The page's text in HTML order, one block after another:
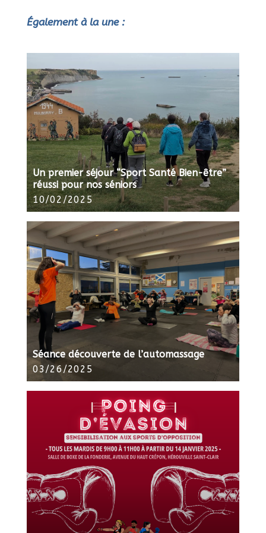
Également à la une :
Un premier séjour “Sport Santé Bien-être”
réussi pour nos séniors
10/02/2025
Séance découverte de l’automassage
03/26/2025